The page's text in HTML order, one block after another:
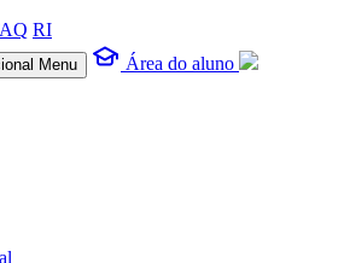
RI
Menu Área do aluno